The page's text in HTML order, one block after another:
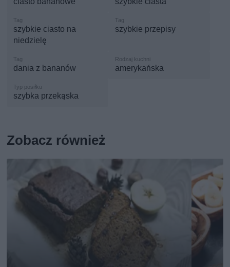
szybkie ciasto na
niedzielę
szybkie przepisy
dania z bananów amerykańska
szybka przekąska
Zobacz również